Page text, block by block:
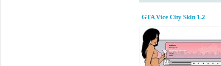
GTA Vice City Skin 1.2